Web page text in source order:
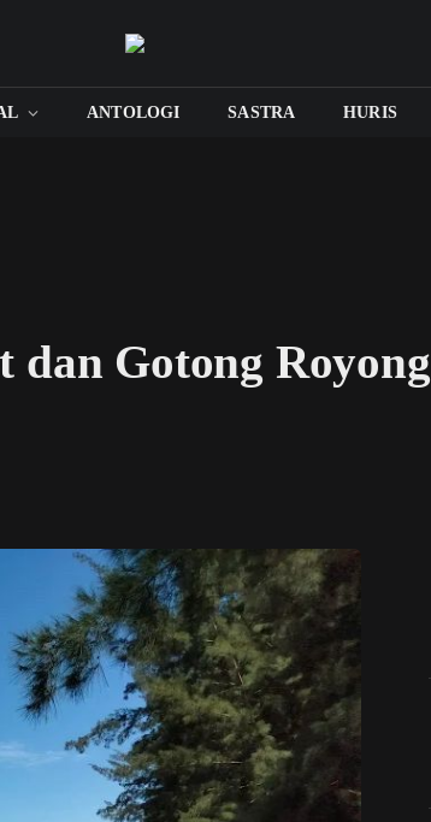
ANTOLOGI SASTRA HURIS
dan Gotong Royong